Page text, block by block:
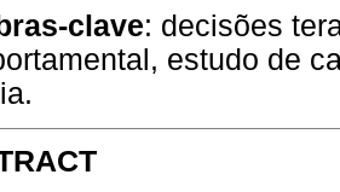
clave: decisões
estudo de